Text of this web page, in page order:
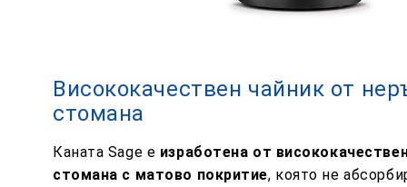
Висококачествен чайник от
стомана
Каната Sage е изработена от
стомана с матово покритие, която не